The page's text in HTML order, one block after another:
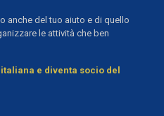
anche del tuo aiuto e di quello
le attività che ben
e diventa socio del